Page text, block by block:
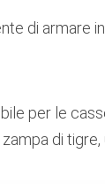
di armare
per le
di